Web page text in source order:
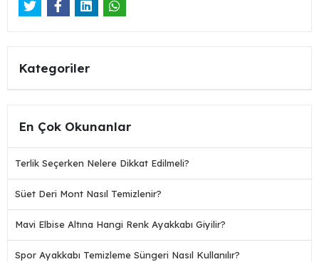
Kategoriler
En Çok Okunanlar
Terlik Seçerken Nelere Dikkat Edilmeli?
Süet Deri Mont Nasıl Temizlenir?
Mavi Elbise Altına Hangi Renk Ayakkabı Giyilir?
Spor Ayakkabı Temizleme Süngeri Nasıl Kullanılır?